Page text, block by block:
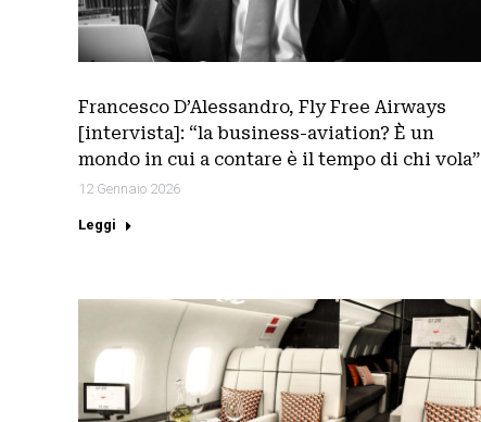
Francesco D’Alessandro, Fly Free Airways
[intervista]: “la business-aviation? È un
mondo in cui a contare è il tempo di chi vola”
12 Gennaio 2026
Leggi